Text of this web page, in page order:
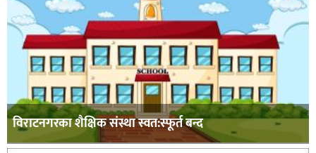
विराटनगरका शैक्षिक संस्था स्वत:स्फूर्त बन्द